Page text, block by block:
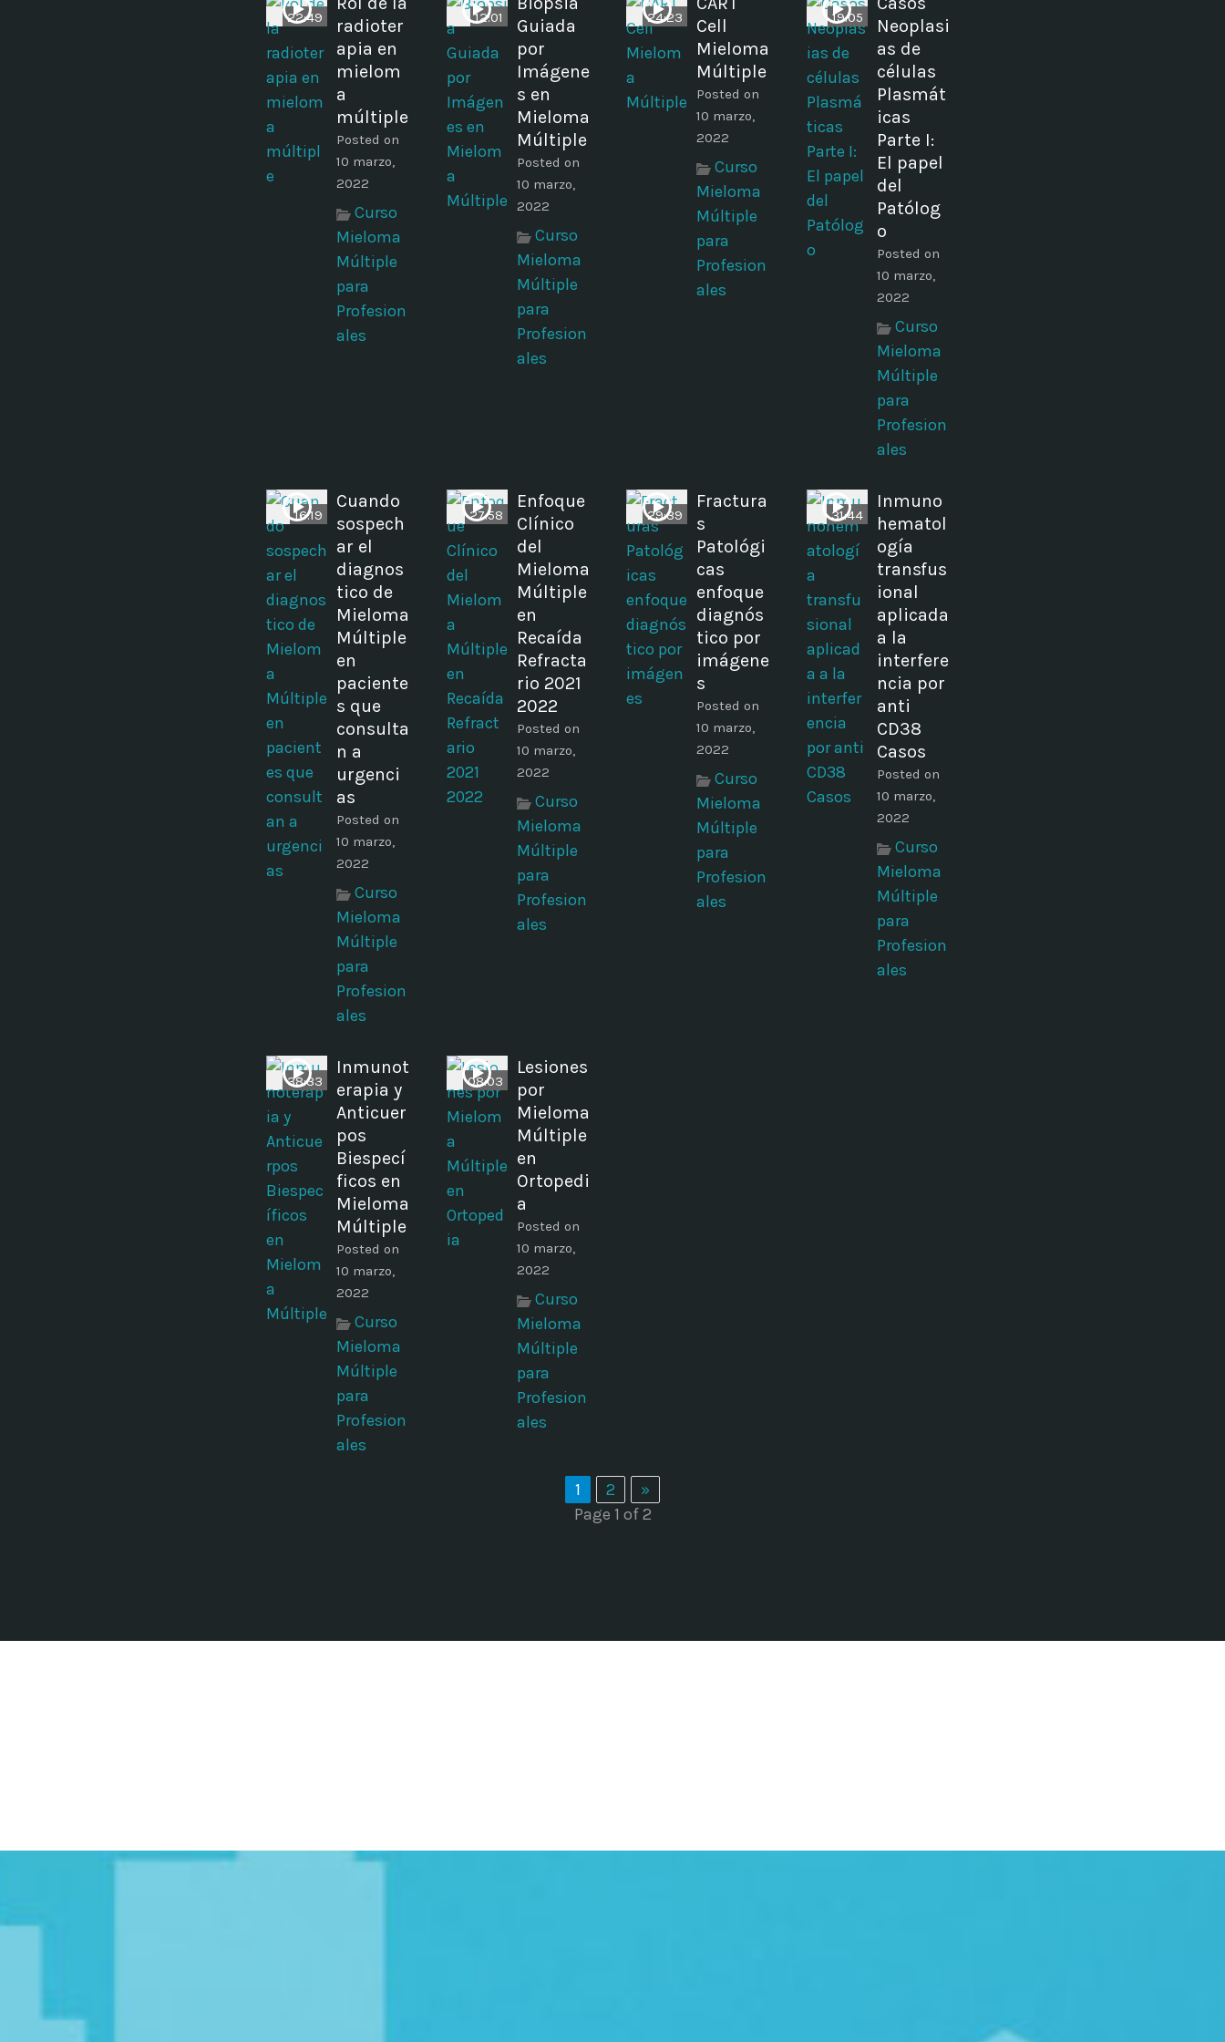
22:49
radioter
apia en
mielom
a
múltiple
Posted on
10 marzo,
2022
Curso
Mieloma
Múltiple
para
Profesion
ales
12:01
Guiada
por
Imágene
s en
Mieloma
Múltiple
Posted on
10 marzo,
2022
Curso
Mieloma
Múltiple
para
Profesion
ales
24:23
Cell
Mieloma
Múltiple
Posted on
10 marzo,
2022
Curso
Mieloma
Múltiple
para
Profesion
ales
19:05
Neoplasi
as de
células
Plasmát
icas
Parte I:
El papel
del
Patólog
o
Posted on
10 marzo,
2022
Curso
Mieloma
Múltiple
para
Profesion
ales
16:19
Cuando
sospech
ar el
diagnos
tico de
Mieloma
Múltiple
en
paciente
s que
consulta
n a
urgenci
as
Posted on
10 marzo,
2022
Curso
Mieloma
Múltiple
para
Profesion
ales
27:58
Enfoque
Clínico
del
Mieloma
Múltiple
en
Recaída
Refracta
rio 2021
2022
Posted on
10 marzo,
2022
Curso
Mieloma
Múltiple
para
Profesion
ales
29:39
Fractura
s
Patológi
cas
enfoque
diagnós
tico por
imágene
s
Posted on
10 marzo,
2022
Curso
Mieloma
Múltiple
para
Profesion
ales
31:44
Inmuno
hematol
ogía
transfus
ional
aplicada
a la
interfere
ncia por
anti
CD38
Casos
Posted on
10 marzo,
2022
Curso
Mieloma
Múltiple
para
Profesion
ales
38:33
Inmunot
erapia y
Anticuer
pos
Biespecí
ficos en
Mieloma
Múltiple
Posted on
10 marzo,
2022
Curso
Mieloma
Múltiple
para
Profesion
ales
08:03
Lesiones
por
Mieloma
Múltiple
en
Ortopedi
a
Posted on
10 marzo,
2022
Curso
Mieloma
Múltiple
para
Profesion
ales
1 2
»
Page 1 of 2